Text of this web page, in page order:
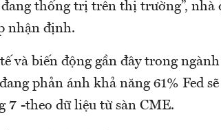
thống trị trên thị trường”, nhà
nhận định.
và biến động gần đây trong
phản ánh khả năng 61% Fed
7 -theo dữ liệu từ sàn CME.